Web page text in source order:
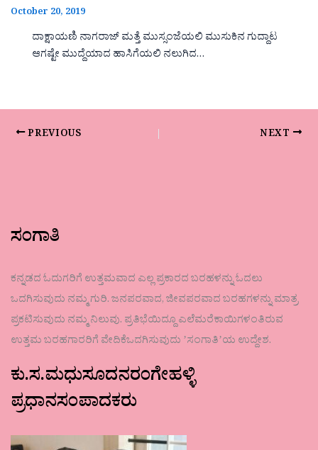
October 20, 2019
ದಾಕ್ಷಾಯಣಿ ನಾಗರಾಜ್ ಮತ್ತೆ ಮುಸ್ಸಂಜೆಯಲಿ ಮುಸುಕಿನ ಗುದ್ದಾಟ
ಆಗಷ್ಟೇ ಮುದ್ದೆಯಾದ ಹಾಸಿಗೆಯಲಿ ನಲುಗಿದ…
PREVIOUS NEXT
ಸಂಗಾತಿ
ಕನ್ನಡದ ಓದುಗರಿಗೆ ಉತ್ತಮವಾದ ಎಲ್ಲ ಪ್ರಕಾರದ ಬರಹಳನ್ನು ಓದಲು
ಒದಗಿಸುವುದು ನಮ್ಮ ಗುರಿ. ಜನಪರವಾದ, ಜೀವಪರವಾದ ಬರಹಗಳನ್ನು ಮಾತ್ರ
ಪ್ರಕಟಿಸುವುದು ನಮ್ಮ ನಿಲುವು. ಪ್ರತಿಭೆಯಿದ್ದೂ ಎಲೆಮರೆಕಾಯಿಗಳಂತಿರುವ
ಉತ್ತಮ ಬರಹಗಾರರಿಗೆ ವೇದಿಕೆಒದಗಿಸುವುದು ʼಸಂಗಾತಿʼಯ ಉದ್ದೇಶ.
ಕು.ಸ.ಮಧುಸೂದನರಂಗೇಹಳ್ಳಿ
ಪ್ರಧಾನಸಂಪಾದಕರು